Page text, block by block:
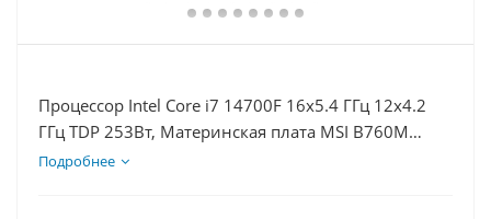
Процессор Intel Core i7 14700F 16x5.4 ГГц 12x4.2
ГГц TDP 253Вт, Материнская плата MSI B760M
BOMBER WIFI D5, Видеокарта RTX 5060Ti 16Гб,
Подробнее